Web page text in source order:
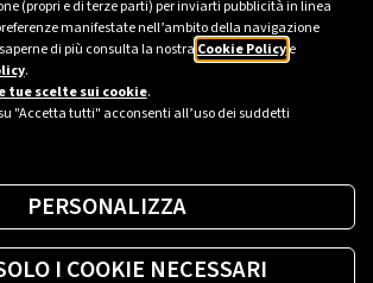
(propri e di terze parti) per inviarti pubblicità in linea
manifestate nell’ambito della navigazione
di più consulta la nostra Cookie Policye
.
tue scelte sui cookie.
"Accetta tutti" acconsenti all’uso dei suddetti
PERSONALIZZA
I COOKIE NECESSARI
o una PA?
la soluzione più giusta per te.
Richiedi una colonnina